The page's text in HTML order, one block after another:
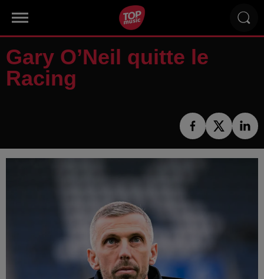
Gary O’Neil quitte le
Racing